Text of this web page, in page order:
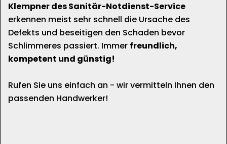
Klempner des Sanitär-Notdienst-Service
erkennen meist sehr schnell die Ursache des
Defekts und beseitigen den Schaden bevor
Schlimmeres passiert. Immer freundlich,
kompetent und günstig!
Rufen Sie uns einfach an - wir vermitteln Ihnen den
passenden Handwerker!